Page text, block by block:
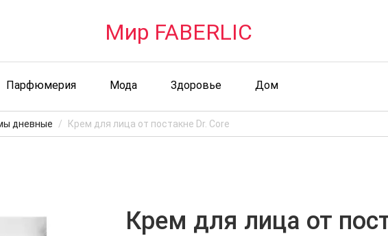
Мир FABERLIC
Парфюмерия Мода Здоровье Дом
дневные Крем для лица от постакне Dr. Core
Крем для лица от